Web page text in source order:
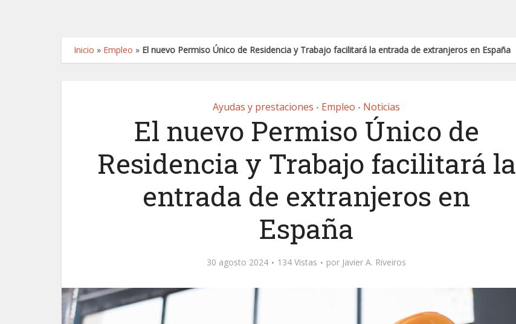
Inicio » Empleo » El nuevo Permiso Único de Residencia y Trabajo facilitará la entrada de extranjeros en España
Ayudas y prestaciones • Empleo • Noticias
El nuevo Permiso Único de
Residencia y Trabajo facilitará la
entrada de extranjeros en
España
30 agosto 2024 134 Vistas por Javier A. Riveiros